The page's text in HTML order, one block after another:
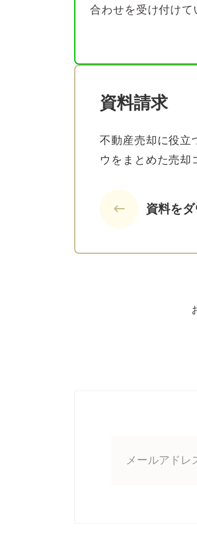
合わせを受け付けて
資料請求
不動産売却に役立
ウをまとめた売却
keyboard_backspace 資料を